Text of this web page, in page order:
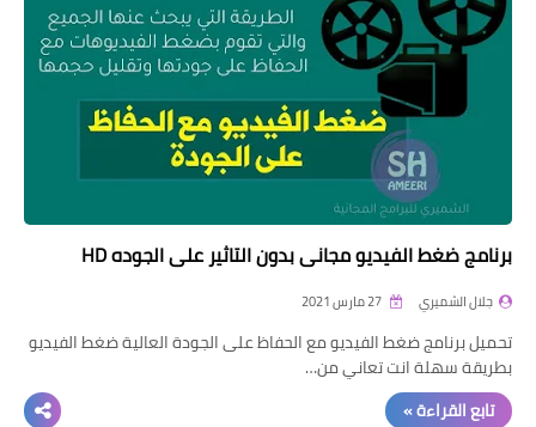
برنامج ضغط الفيديو مجاني بدون التاثير على الجوده HD
جلال الشميري
تحميل برنامج ضغط الفيديو مع الحفاظ على الجودة العالية ضغط الفيديو
بطريقة سهلة انت تعاني من…
تابع القراءة »